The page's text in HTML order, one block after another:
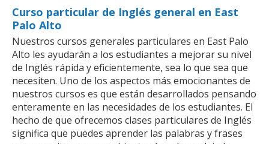
Curso particular de Inglés general en East
Palo Alto
Nuestros cursos generales particulares en East Palo
Alto les ayudarán a los estudiantes a mejorar su nivel
de Inglés rápida y eficientemente, sea lo que sea que
necesiten. Uno de los aspectos más emocionantes de
nuestros cursos es que están desarrollados pensando
enteramente en las necesidades de los estudiantes. El
hecho de que ofrecemos clases particulares de Inglés
significa que puedes aprender las palabras y frases